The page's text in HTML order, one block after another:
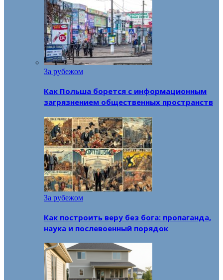
За рубежом
Как Польша борется с информационным
загрязнением общественных пространств
За рубежом
Как построить веру без бога: пропаганда,
наука и послевоенный порядок